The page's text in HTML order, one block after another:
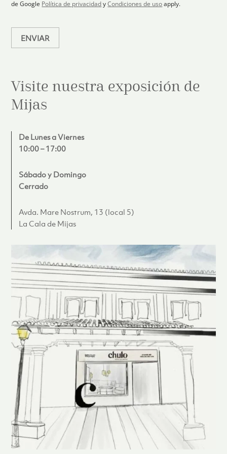
o
de Google Política de privacidad yCondiciones de uso apply.
ENVIAR
Visite nuestra exposición de
Mijas
De Lunes a Viernes
10:00 – 17:00
Sábado y Domingo
Cerrado
Avda. Mare Nostrum, 13 (local 5)
La Cala de Mijas